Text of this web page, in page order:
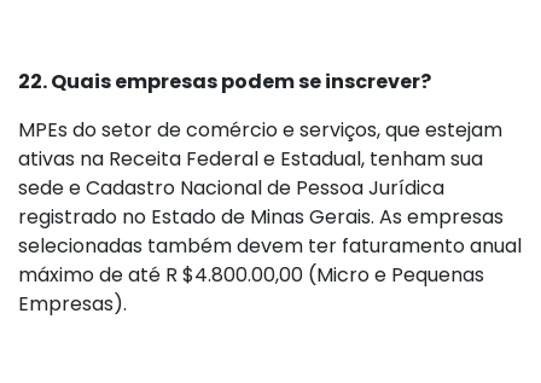
22. Quais empresas podem se inscrever?
MPEs do setor de comércio e serviços, que estejam
ativas na Receita Federal e Estadual, tenham sua
sede e Cadastro Nacional de Pessoa Jurídica
registrado no Estado de Minas Gerais. As empresas
selecionadas também devem ter faturamento anual
máximo de até R $4.800.00,00 (Micro e Pequenas
Empresas).